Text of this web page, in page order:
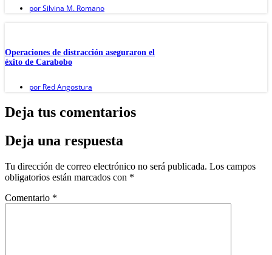
porSilvina M. Romano
Operaciones de distracción aseguraron el
éxito de Carabobo
por Red Angostura
Deja tus comentarios
Deja una respuesta
Tu dirección de correo electrónico no será publicada. Los campos
obligatorios están marcados con *
Comentario *